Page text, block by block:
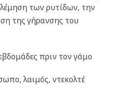
των ρυτίδων, την
της γήρανσης του
πριν τον γάμο
λαιμός, ντεκολτέ